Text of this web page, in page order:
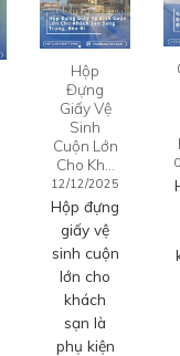
Hộp
Đựng
Giấy Vệ
Sinh
Cuộn Lớn
Cho Kh…
12/12/2025
Hộp đựng
giấy vệ
sinh cuộn
lớn cho
khách
sạn là
phụ kiện